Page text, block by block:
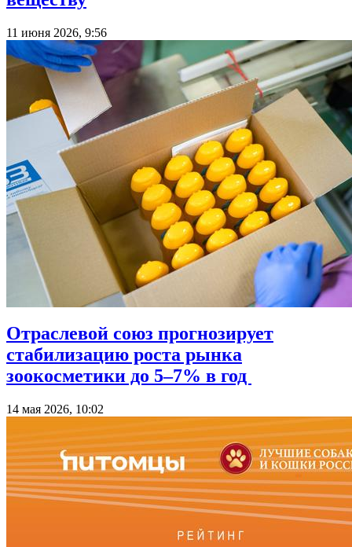
11 июня 2026, 9:56
Отраслевой союз прогнозирует
стабилизацию роста рынка
зоокосметики до 5–7% в год
14 мая 2026, 10:02